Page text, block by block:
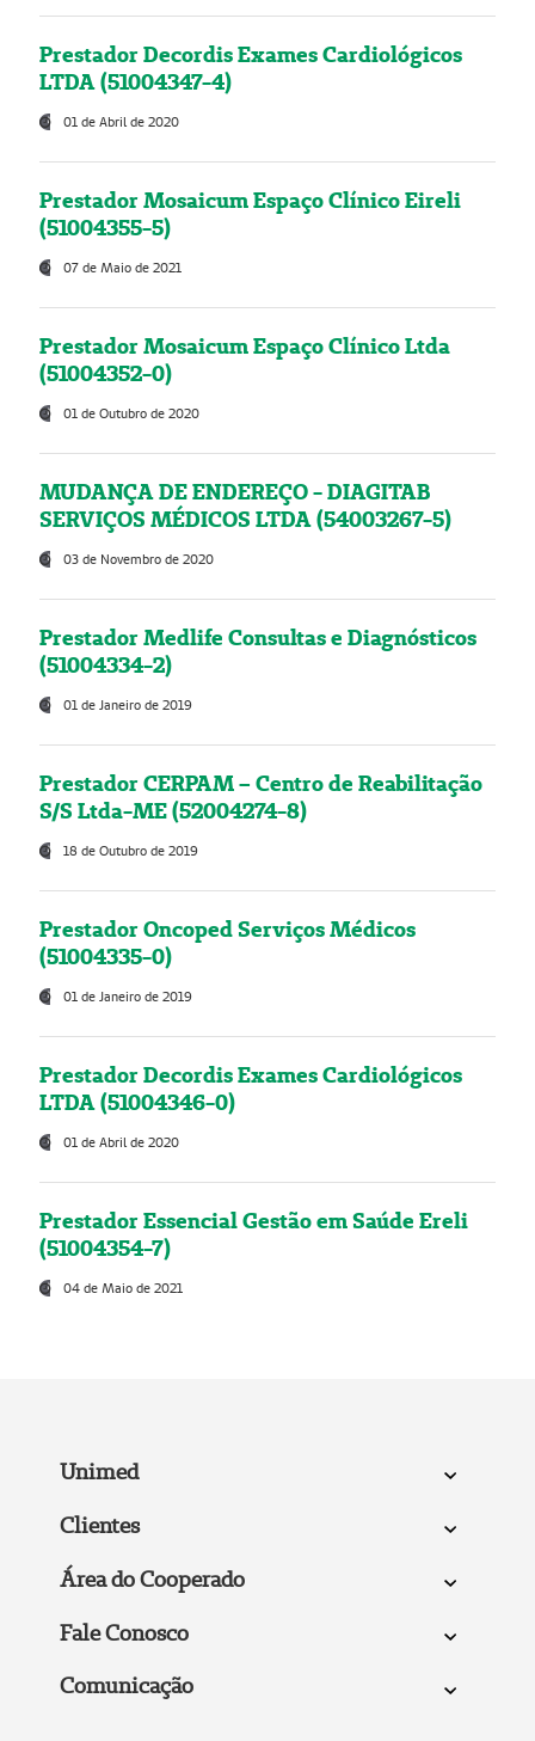
Prestador Decordis Exames Cardiológicos
LTDA (51004347-4)
01 de Abril de 2020
Prestador Mosaicum Espaço Clínico Eireli
(51004355-5)
07 de Maio de 2021
Prestador Mosaicum Espaço Clínico Ltda
(51004352-0)
01 de Outubro de 2020
MUDANÇA DE ENDEREÇO - DIAGITAB
SERVIÇOS MÉDICOS LTDA (54003267-5)
03 de Novembro de 2020
Prestador Medlife Consultas e Diagnósticos
(51004334-2)
01 de Janeiro de 2019
Prestador CERPAM – Centro de Reabilitação
S/S Ltda-ME (52004274-8)
18 de Outubro de 2019
Prestador Oncoped Serviços Médicos
(51004335-0)
01 de Janeiro de 2019
Prestador Decordis Exames Cardiológicos
LTDA (51004346-0)
01 de Abril de 2020
Prestador Essencial Gestão em Saúde Ereli
(51004354-7)
04 de Maio de 2021
Unimed
Clientes
Área do Cooperado
Fale Conosco
Comunicação